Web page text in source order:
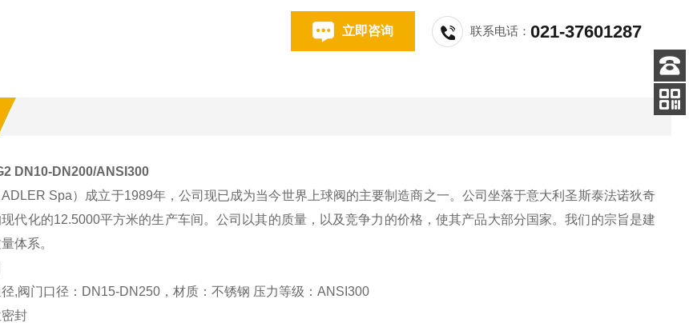
立即咨询 联系电话：021-37601287
DN10-DN200/ANSI300
Spa）成立于1989年，公司现已成为当今世界上球阀的主要制造商之一。公司坐落于意大利圣斯泰法诺狄奇
代化的12.5000平方米的生产车间。公司以其的质量，以及竞争力的价格，使其产品大部分国家。我们的宗旨是建
体系。
,阀门口径：DN15-DN250，材质：不锈钢 压力等级：ANSI300
封
客服
电话